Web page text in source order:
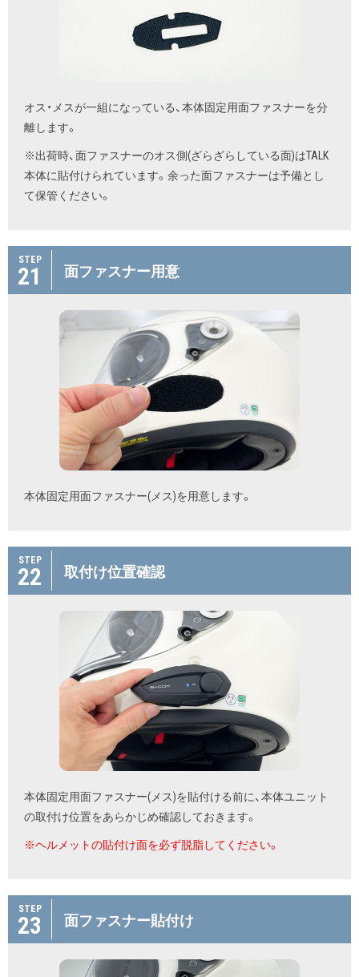
オス・メスが一組になっている、本体固定用面ファスナーを分
離します。
※出荷時、面ファスナーのオス側(ざらざらしている面)はTALK
本体に貼付けられています。余った面ファスナーは予備とし
て保管ください。
STEP
21 面ファスナー用意
本体固定用面ファスナー(メス)を用意します。
STEP
22 取付け位置確認
本体固定用面ファスナー(メス)を貼付ける前に、本体ユニット
の取付け位置をあらかじめ確認しておきます。
※ヘルメットの貼付け面を必ず脱脂してください。
STEP
23 面ファスナー貼付け